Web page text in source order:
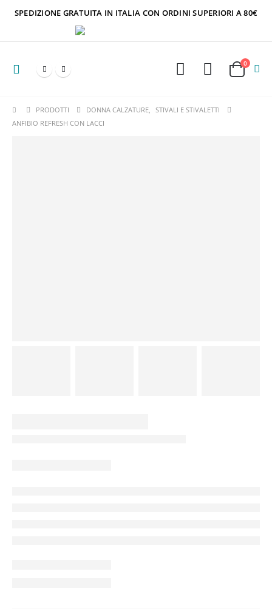
SPEDIZIONE GRATUITA IN ITALIA CON ORDINI SUPERIORI A 80€
0
PRODOTTI DONNA CALZATURE,
STIVALI E STIVALETTI
ANFIBIO REFRESH CON LACCI